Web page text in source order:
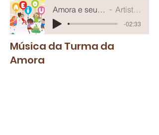
Amora e seus amigos Artist Name
-02:33
Música da Turma da
Amora